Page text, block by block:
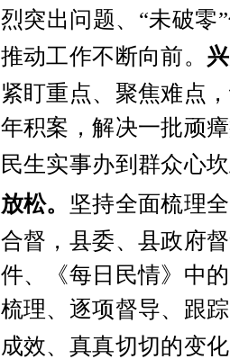
烈突出问题、“未破零
推动工作不断向前。
紧盯重点、聚焦难点
年积案，解决一批顽
民生实事办到群众心
放松。 坚持全面梳理
合督，县委、县政府
件、《每日民情》中
梳理、逐项督导、跟
成效、真真切切的变